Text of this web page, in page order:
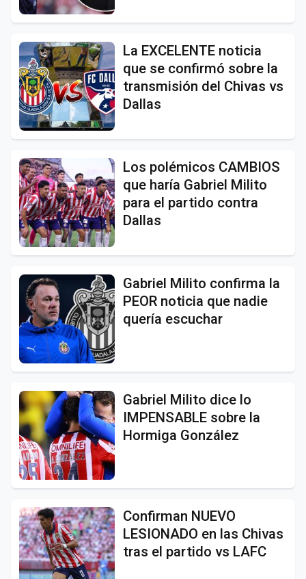
La EXCELENTE noticia
que se confirmó sobre la
transmisión del Chivas vs
Dallas
Los polémicos CAMBIOS
que haría Gabriel Milito
para el partido contra
Dallas
Gabriel Milito confirma la
PEOR noticia que nadie
quería escuchar
Gabriel Milito dice lo
IMPENSABLE sobre la
Hormiga González
Confirman NUEVO
LESIONADO en las Chivas
tras el partido vs LAFC